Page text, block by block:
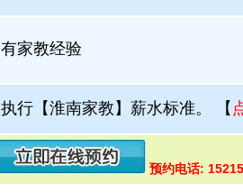
有家教经验
执行【淮南家教】薪水标准。 【
预约电话: